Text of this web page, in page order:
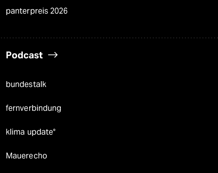
panterpreis 2026
Podcast
bundestalk
fernverbindung
klima update°
Mauerecho